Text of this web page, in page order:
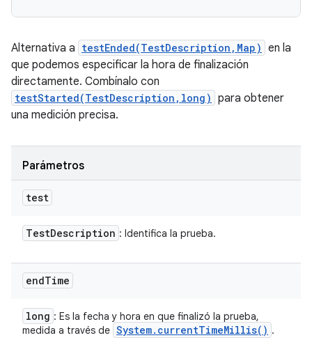
Alternativa a testEnded(TestDescription,Map) en la
que podemos especificar la hora de finalización
directamente. Combínalo con
testStarted(TestDescription,long) para obtener
una medición precisa.
Parámetros
test
TestDescription : Identifica la prueba.
endTime
long : Es la fecha y hora en que finalizó la prueba,
medida a través de System. currentTimeMillis( ) .